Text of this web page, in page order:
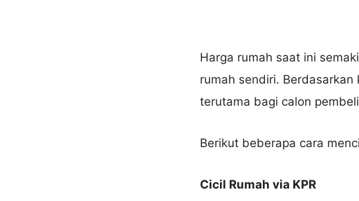
Harga rumah saat ini
rumah sendiri.
terutama bagi calon
Berikut beberapa cara
Cicil Rumah via KPR